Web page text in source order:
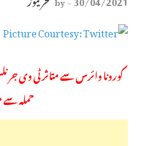
کورونا وائرس سے متاثر ٹی وی
حملہ